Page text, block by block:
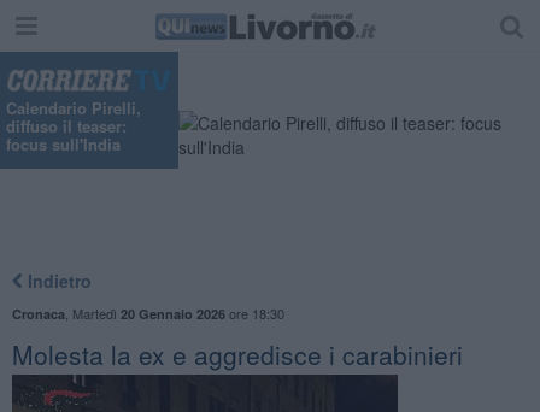
Calendario Pirelli,
diffuso il teaser:
focus sull'India
Indietro
Cronaca Martedì 20 Gennaio 2026ore 18:30
Molesta la ex e aggredisce i carabinieri